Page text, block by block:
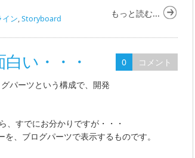
もっと読む...
イン,Storyboard
い・・・ 0
コメント
パーツという構成で、開発
、すでにお分かりですが・・・
、ブログパーツで表示するものです。